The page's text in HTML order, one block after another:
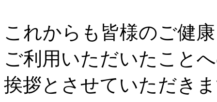
これからも皆様のご健
ご利用いただいたこと
挨拶とさせていただき